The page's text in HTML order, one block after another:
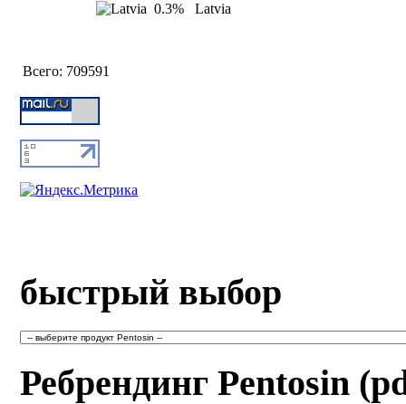
0.3%
Latvia
Всего: 709591
быстрый выбор
Ребрендинг Pentosin